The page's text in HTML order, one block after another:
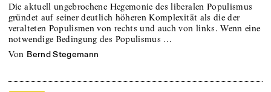
Die aktuell ungebrochene Hegemonie des liberalen Populismus
gründet auf seiner deutlich höheren Komplexität als die der
veralteten Populismen von rechts und auch von links. Wenn eine
notwendige Bedingung des Populismus …
von Bernd Stegemann